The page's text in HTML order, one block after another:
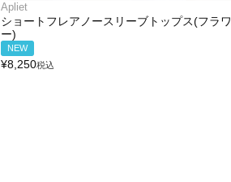
Apliet
ショートフレアノースリーブトップス(フラワ
ー)
NEW
¥8,250税込